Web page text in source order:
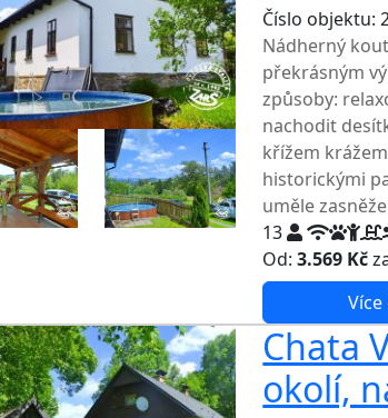
Číslo objektu:
Nádherný
překrásným
způsoby:
nachodit
křížem
historickými
uměle
13
Od:3.569 Kč
Chata
okolí,